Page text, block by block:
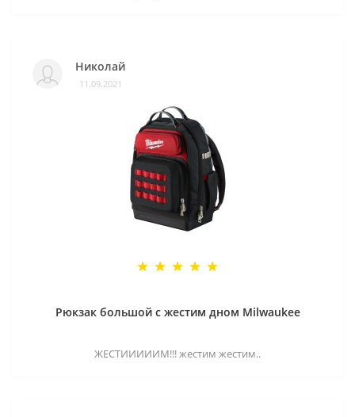
Николай
11.09.2021
Рюкзак большой с жестим дном Milwaukee
ЖЕСТИИИИИМ!!! жестим жестим..